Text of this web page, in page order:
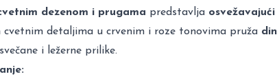
dezenom i prugama predstavlja
detaljima u crvenim i roze tonovima pruža
i ležerne prilike.